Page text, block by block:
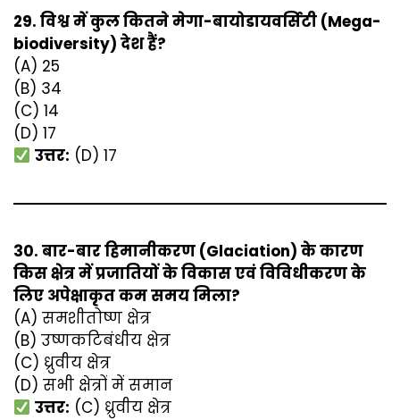
29. विश्व में कुल कितने मेगा-बायोडायवर्सिटी (Mega-
biodiversity) देश हैं?
(A) 25
(B) 34
(C) 14
(D) 17
उत्तर: (D) 17
30. बार-बार हिमानीकरण (Glaciation) के कारण
किस क्षेत्र में प्रजातियों के विकास एवं विविधीकरण के
लिए अपेक्षाकृत कम समय मिला?
(A) समशीतोष्ण क्षेत्र
(B) उष्णकटिबंधीय क्षेत्र
(C) ध्रुवीय क्षेत्र
(D) सभी क्षेत्रों में समान
उत्तर: (C) ध्रुवीय क्षेत्र